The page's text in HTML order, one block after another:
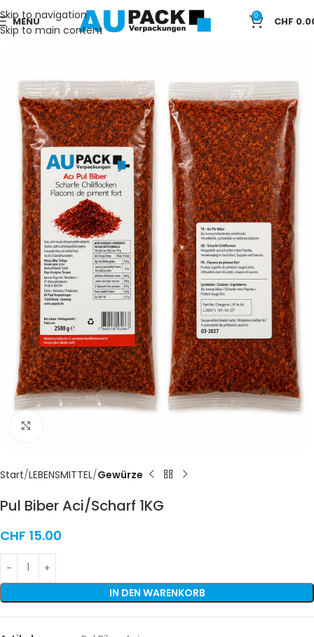
Skip to navigation
Skip to main content
MENU 0 CHF
Start LEBENSMITTEL Gewürze
Pul Biber Aci/Scharf 1KG
CHF 15.00
IN DEN WARENKORB